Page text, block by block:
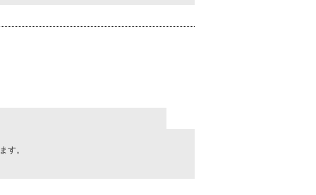
す。